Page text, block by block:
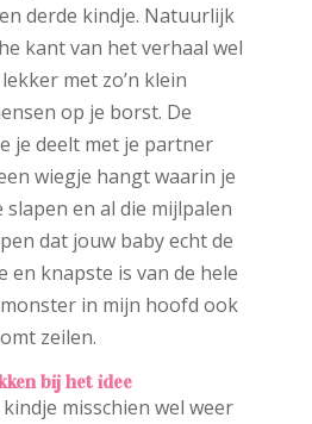
derde kindje. Natuurlijk
kant van het verhaal wel
met zo’n klein
op je borst. De
je deelt met je partner
wiegje hangt waarin je
en al die mijlpalen
dat jouw baby echt de
en knapste is van de hele
in mijn hoofd ook
zeilen.
bij het idee
misschien wel weer